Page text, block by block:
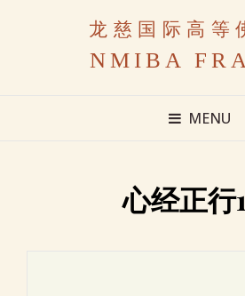
龙慈国际高等
NMIBA
MENU
心经正行